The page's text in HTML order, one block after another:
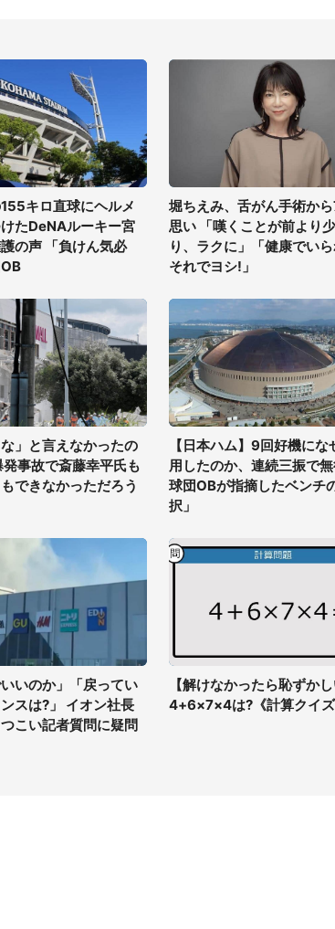
キロ直球にヘルメ
たDeNAルーキー宮
の声 「負けん気必
堀ちえみ、舌がん手術か
思い 「嘆くことが前より
り、ラクに」「健康でい
それでヨシ!」
」と言えなかったの
事故で斎藤幸平氏も
できなかっただろう
【日本ハム】9回好機にな
用したのか、連続三振で
球団OBが指摘したベンチ
択」
いいのか」「戻ってい
スは?」 イオン社長
こい記者質問に疑問
【解けなかったら恥ずかし
4+6×7×4は?《計算クイズ